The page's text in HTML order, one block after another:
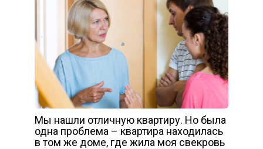
Мы нашли отличную квартиру. Но была
одна проблема – квартира находилась
в том же доме, где жила моя свекровь